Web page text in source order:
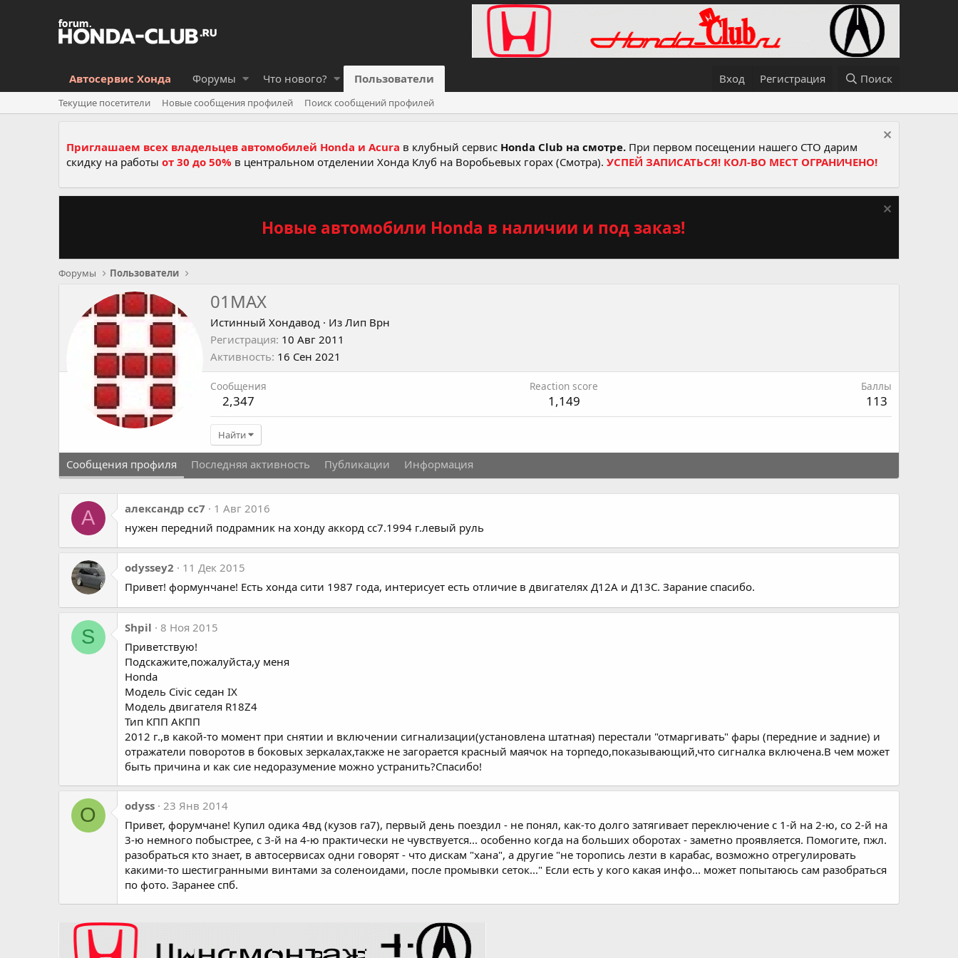
Автосервис Хонда Форумы Что нового? Пользователи Вход Регистрация Поиск
Текущие посетители Новые сообщения профилей Поиск сообщений профилей
Приглашаем всех владельцев автомобилей Honda и Acura в клубный сервис Honda Club на смотре. При первом посещении нашего СТО дарим
скидку на работы от 30 до 50% в центральном отделении Хонда Клуб на Воробьевых горах (Смотра). УСПЕЙ ЗАПИСАТЬСЯ! КОЛ-ВО МЕСТ ОГРАНИЧЕНО!
Новые автомобили Honda в наличии и под заказ!
Форумы Пользователи
01MAX
Истинный Хондавод · Из Лип Врн
Регистрация 10 Авг 2011
Активность 16 Сен 2021
Сообщения
2,347
Reaction score
1,149
Баллы
113
Найти
Сообщения профиля Последняя активность Публикации Информация
А александр сс7
1 Авг 2016
нужен передний подрамник на хонду аккорд сс7.1994 г.левый руль
odyssey2
11 Дек 2015
Привет! формунчане! Есть хонда сити 1987 года, интерисует есть отличие в двигателях Д12А и Д13С. Зарание спасибо.
S Shpil
8 Ноя 2015
Приветствую!
Подскажите,пожалуйста,у меня
Honda
Модель Civic седан IX
Модель двигателя R18Z4
Тип КПП АКПП
2012 г.,в какой-то момент при снятии и включении сигнализации(установлена штатная) перестали "отмаргивать" фары (передние и задние) и
отражатели поворотов в боковых зеркалах,также не загорается красный маячок на торпедо,показывающий,что сигналка включена.В чем может
быть причина и как сие недоразумение можно устранить?Спасибо!
O odyss
23 Янв 2014
Привет, форумчане! Купил одика 4вд (кузов ra7), первый день поездил - не понял, как-то долго затягивает переключение с 1-й на 2-ю, со 2-й на
3-ю немного побыстрее, с 3-й на 4-ю практически не чувствуется... особенно когда на больших оборотах - заметно проявляется. Помогите, пжл.
разобраться кто знает, в автосервисах одни говорят - что дискам "хана", а другие "не торопись лезти в карабас, возможно отрегулировать
какими-то шестигранными винтами за соленоидами, после промывки сеток..." Если есть у кого какая инфо... может попытаюсь сам разобраться
по фото. Заранее спб.